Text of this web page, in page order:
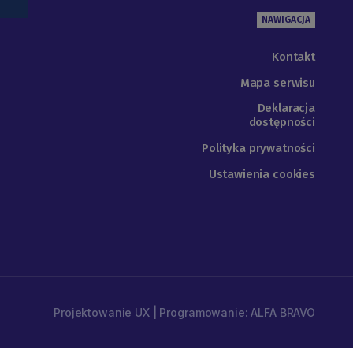
NAWIGACJA
Kontakt
Mapa serwisu
Deklaracja
dostępności
Polityka prywatności
Ustawienia cookies
Projektowanie UX | Programowanie: ALFA BRAVO